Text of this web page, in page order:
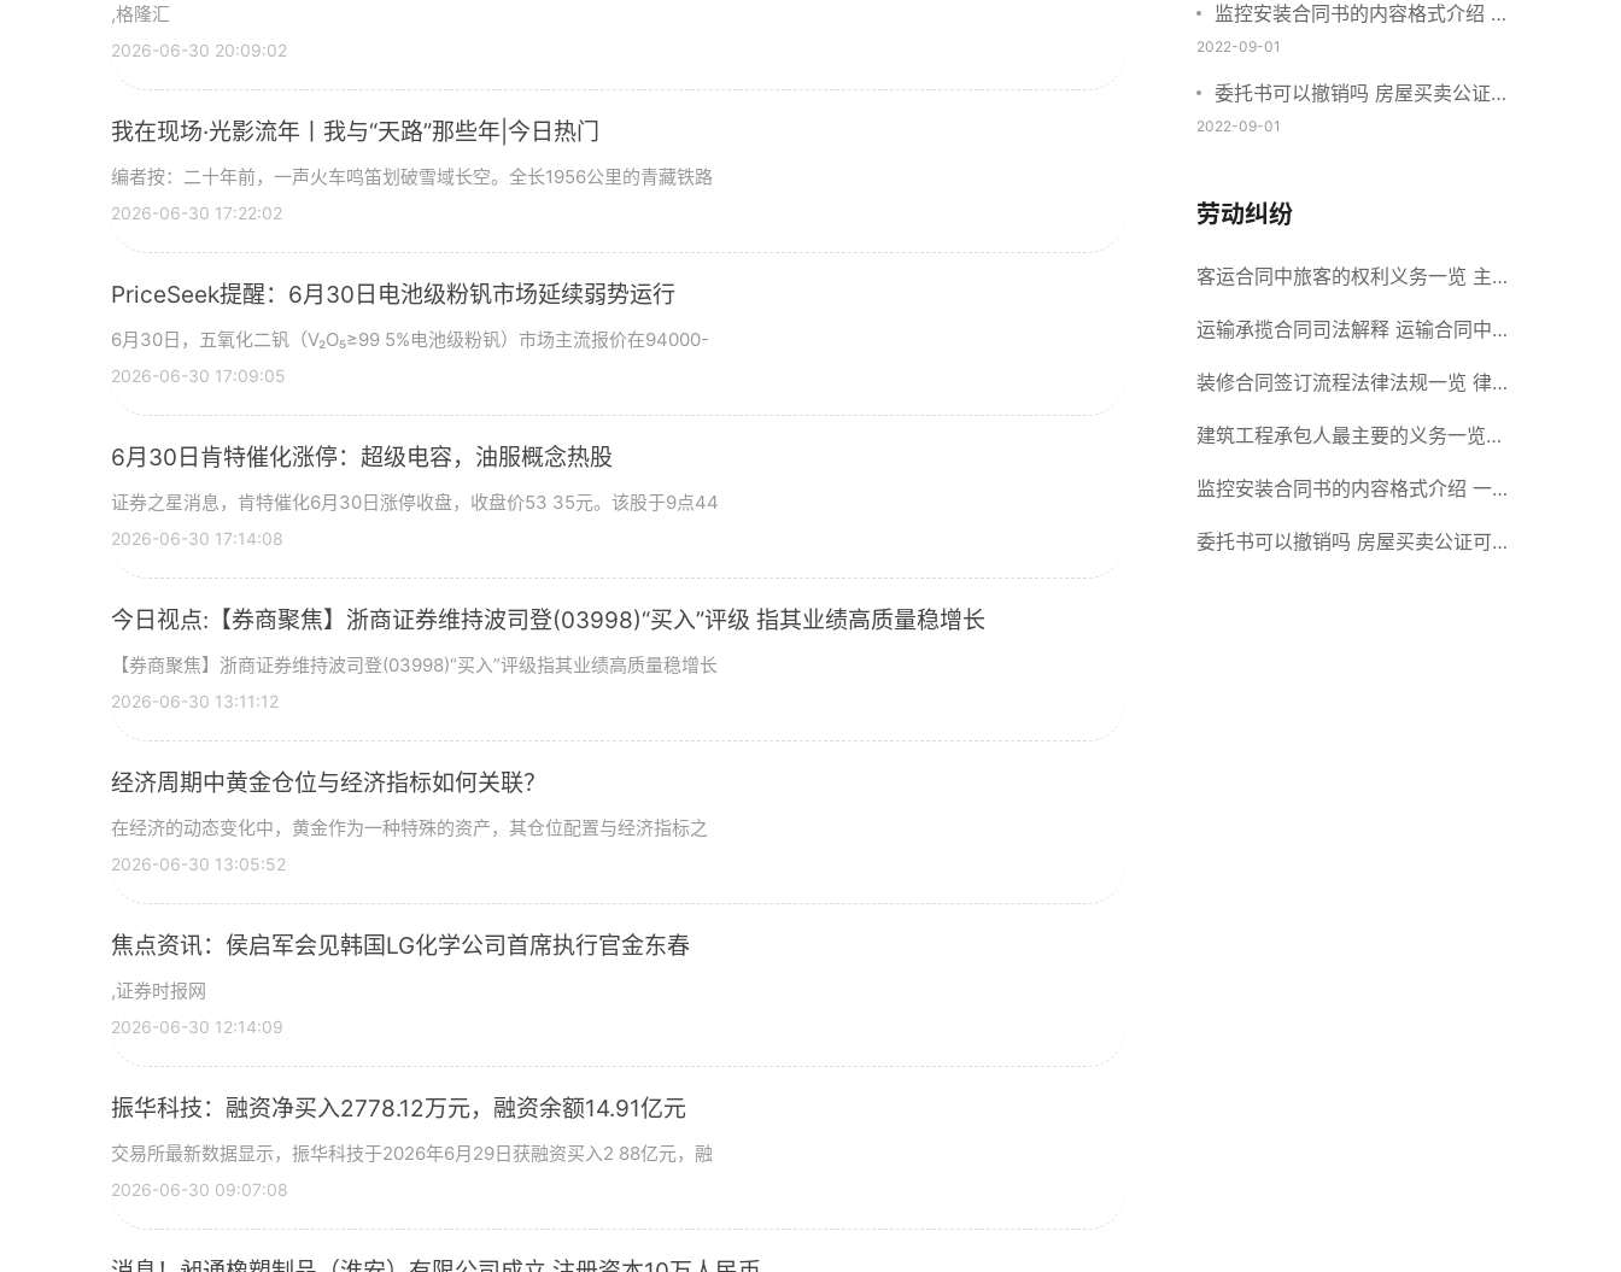
,格隆汇
2026-06-30 20:09:02
我在现场·光影流年丨我与“天路”那些年|今日热门
编者按：二十年前，一声火车鸣笛划破雪域长空。全长1956公里的青藏铁路
2026-06-30 17:22:02
PriceSeek提醒：6月30日电池级粉钒市场延续弱势运行
6月30日，五氧化二钒（V₂O₅≥99 5%电池级粉钒）市场主流报价在94000-
2026-06-30 17:09:05
6月30日肯特催化涨停：超级电容，油服概念热股
证券之星消息，肯特催化6月30日涨停收盘，收盘价53 35元。该股于9点44
2026-06-30 17:14:08
今日视点:【券商聚焦】浙商证券维持波司登(03998)“买入”评级 指其业绩高质量稳增长
【券商聚焦】浙商证券维持波司登(03998)“买入”评级指其业绩高质量稳增长
2026-06-30 13:11:12
经济周期中黄金仓位与经济指标如何关联？
在经济的动态变化中，黄金作为一种特殊的资产，其仓位配置与经济指标之
2026-06-30 13:05:52
焦点资讯：侯启军会见韩国LG化学公司首席执行官金东春
,证券时报网
2026-06-30 12:14:09
振华科技：融资净买入2778.12万元，融资余额14.91亿元
交易所最新数据显示，振华科技于2026年6月29日获融资买入2 88亿元，融
2026-06-30 09:07:08
监控安装合同书的内容格式介绍 一
般包括这些条款
2022-09-01
委托书可以撤销吗 房屋买卖公证可
否撤销
2022-09-01
劳动纠纷
客运合同中旅客的权利义务一览 主
要包括这些内容
运输承揽合同司法解释 运输合同中
承运人的义务有哪些
装修合同签订流程法律法规一览 律
师解答
建筑工程承包人最主要的义务一览
承包合同内容介绍
监控安装合同书的内容格式介绍 一
般包括这些条款
委托书可以撤销吗 房屋买卖公证可